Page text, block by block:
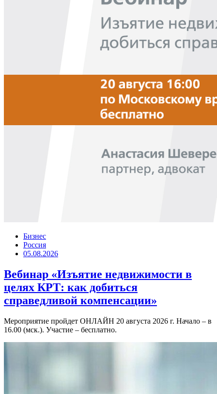
Бизнес
Россия
05.08.2026
Вебинар «Изъятие недвижимости в
целях КРТ: как добиться
справедливой компенсации»
Мероприятие пройдет ОНЛАЙН 20 августа 2026 г. Начало – в
16.00 (мск.). Участие – бесплатно.